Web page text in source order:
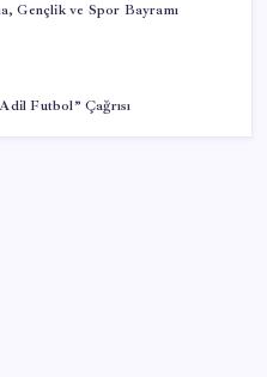
Gençlik ve Spor Bayramı
Futbol” Çağrısı